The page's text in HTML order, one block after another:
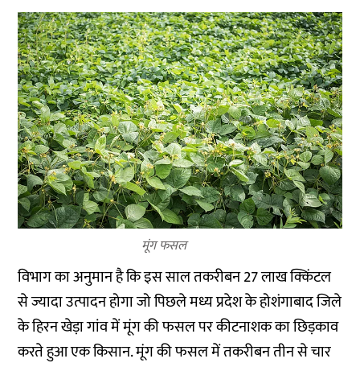
मूंग फसल
विभाग का अनुमान है कि इस साल तकरीबन 27 लाख क्किंटल
से ज्यादा उत्पादन होगा जो पिछले मध्य प्रदेश के होशंगाबाद जिले
के हिरन खेड़ा गांव में मूंग की फसल पर कीटनाशक का छिड़काव
करते हुआ एक किसान. मूंग की फसल में तकरीबन तीन से चार